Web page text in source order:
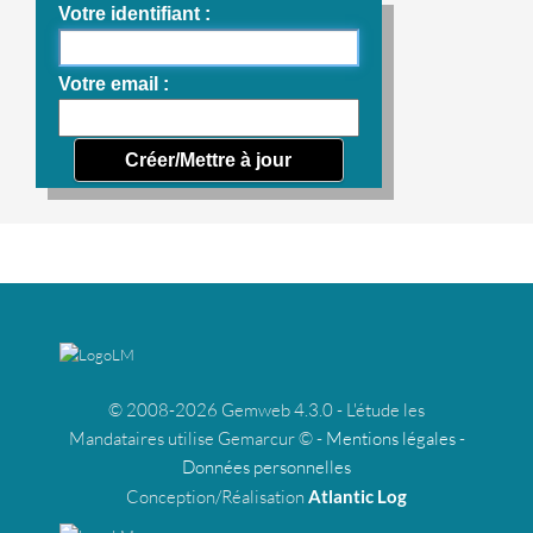
Votre identifiant
Votre email
© 2008-2026 Gemweb 4.3.0 - L'étude les
Mandataires utilise Gemarcur © - Mentions légales-
Données personnelles
Conception/Réalisation Atlantic Log